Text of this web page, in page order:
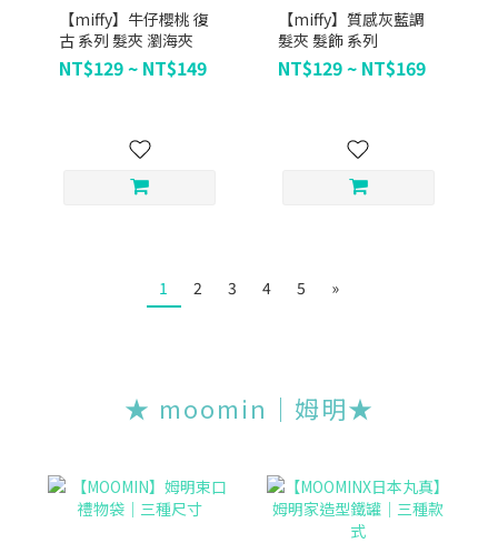
【miffy】牛仔櫻桃 復
古 系列 髮夾 瀏海夾
NT$129 ~ NT$149
【miffy】質感灰藍調
髮夾 髮飾 系列
NT$129 ~ NT$169
1 2 3 4 5 »
★ moomin｜姆明★